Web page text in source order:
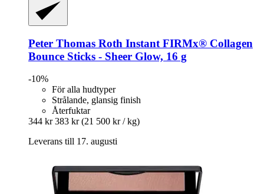
Peter Thomas Roth Instant FIRMx® Collagen
Bounce Sticks -​ Sheer Glow, 16 g
-10%
För alla hudtyper
Strålande, glansig finish
Återfuktar
344 kr 383 kr (21 500 kr / kg)
Leverans till 17. augusti